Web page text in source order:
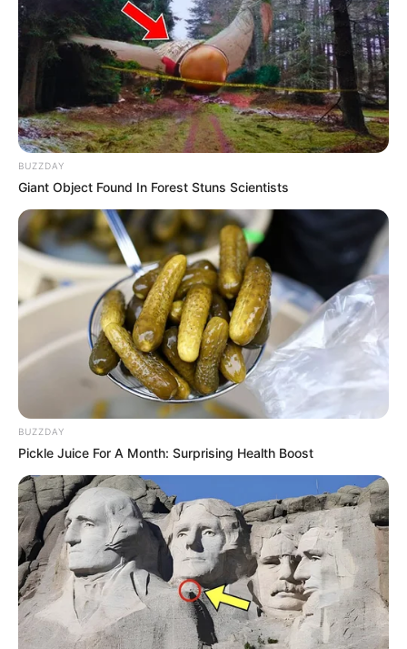
BUZZDAY
Giant Object Found In Forest Stuns Scientists
BUZZDAY
Pickle Juice For A Month: Surprising Health Boost